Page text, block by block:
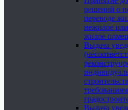
решений о
переводе
нежилое
жилое
Выдача
Выдача